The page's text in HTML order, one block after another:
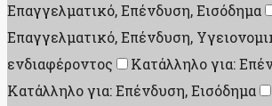
Επαγγελματικό, Επένδυση, Εισόδημα
Επαγγελματικό, Επένδυση,
ενδιαφέροντος
Κατάλληλο για:
Κατάλληλο για: Επένδυση, Εισόδημα